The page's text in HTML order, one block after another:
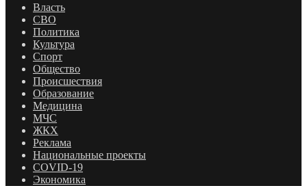
Власть
СВО
Политика
Культура
Спорт
Общество
Происшествия
Образование
Медицина
МЧС
ЖКХ
Реклама
Национальные проекты
COVID-19
Экономика